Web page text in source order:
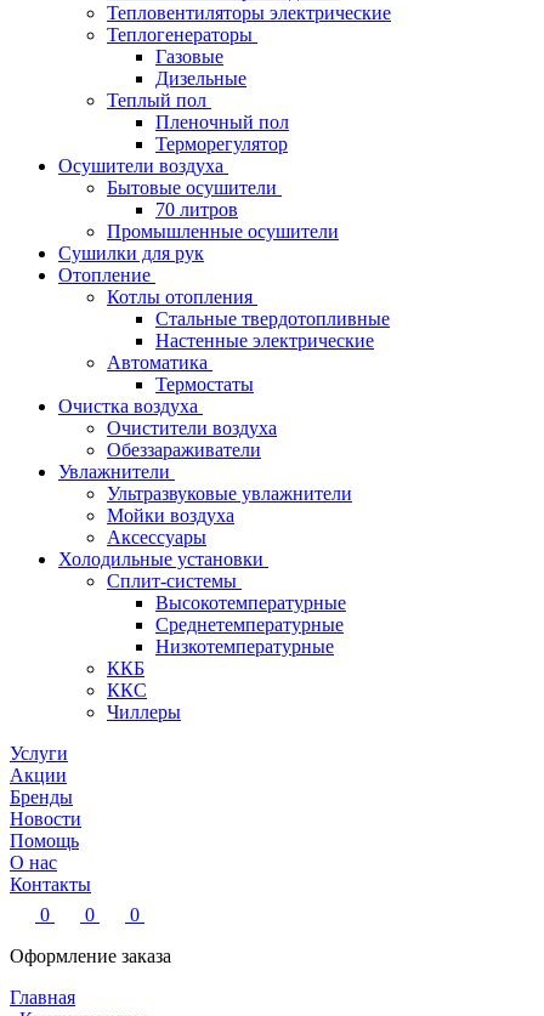
Тепловентиляторы электрические
Теплогенераторы
Газовые
Дизельные
Теплый пол
Пленочный пол
Терморегулятор
Осушители воздуха
Бытовые осушители
70 литров
Промышленные осушители
Сушилки для рук
Отопление
Котлы отопления
Стальные твердотопливные
Настенные электрические
Автоматика
Термостаты
Очистка воздуха
Очистители воздуха
Обеззараживатели
Увлажнители
Ультразвуковые увлажнители
Мойки воздуха
Аксессуары
Холодильные установки
Сплит-системы
Высокотемпературные
Среднетемпературные
Низкотемпературные
ККБ
ККС
Чиллеры
Услуги
Акции
Бренды
Новости
Помощь
О нас
Контакты
0
0
0
Оформление заказа
Главная